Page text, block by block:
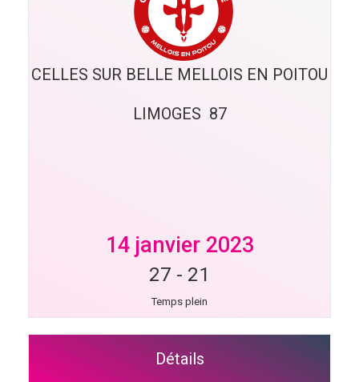
CELLES SUR BELLE MELLOIS EN POITOU
LIMOGES  87
14 janvier 2023
27 - 21
Temps plein
Détails